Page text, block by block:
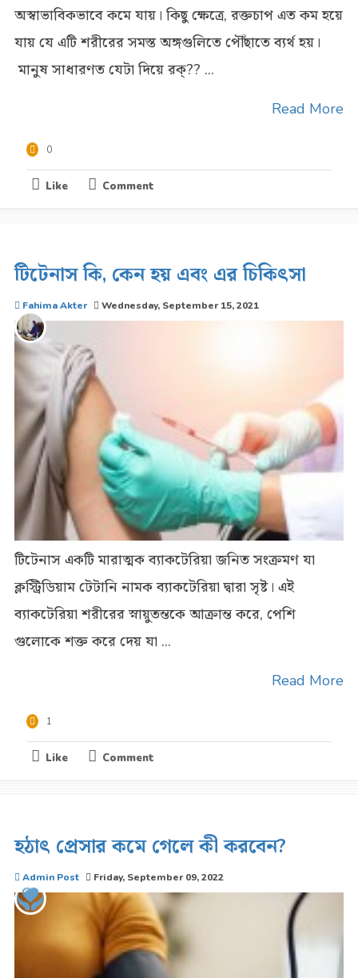
অস্বাভাবিকভাবে কমে যায়। কিছু ক্ষেত্রে, রক্তচাপ এত কম হয়ে
যায় যে এটি শরীরের সমস্ত অঙ্গগুলিতে পৌঁছাতে ব্যর্থ হয়।
মানুষ সাধারণত যেটা দিয়ে রক্?? ...
Read More
0
Like Comment
টিটেনাস কি, কেন হয় এবং এর চিকিৎসা
Fahima Akter Wednesday, September 15, 2021
টিটেনাস একটি মারাত্মক ব্যাকটেরিয়া জনিত সংক্রমণ যা
ক্লস্ট্রিডিয়াম টেটানি নামক ব্যাকটেরিয়া দ্বারা সৃষ্ট। এই
ব্যাকটেরিয়া শরীরের স্নায়ুতন্তকে আক্রান্ত করে, পেশি
গুলোকে শক্ত করে দেয় যা ...
Read More
1
Like Comment
হঠাৎ প্রেসার কমে গেলে কী করবেন?
Admin Post Friday, September 09, 2022